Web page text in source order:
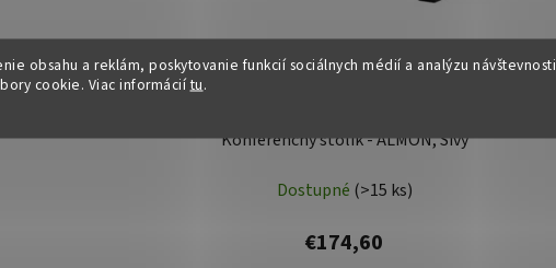
obsahu a reklám, poskytovanie funkcií sociálnych médií a analýzu návštevnosti
cookie. Viac informáciítu.
DOPRA
Konferenčný stolík - ALMON, Sivý
Dostupné (>15 ks)
€174,60